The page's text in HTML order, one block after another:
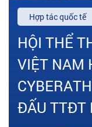
Hợp tác quốc tế
HỘI THỂ
VIỆT NAM
ĐẤU TTĐT